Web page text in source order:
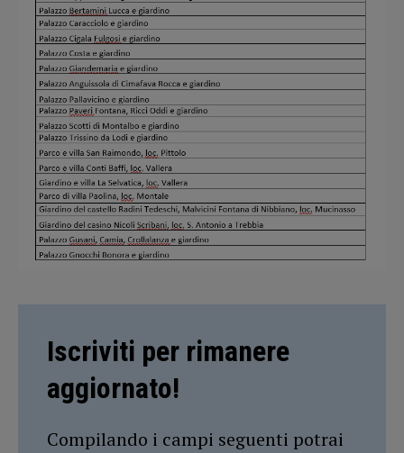
Iscriviti per rimanere
aggiornato!
Compilando i campi seguenti potrai